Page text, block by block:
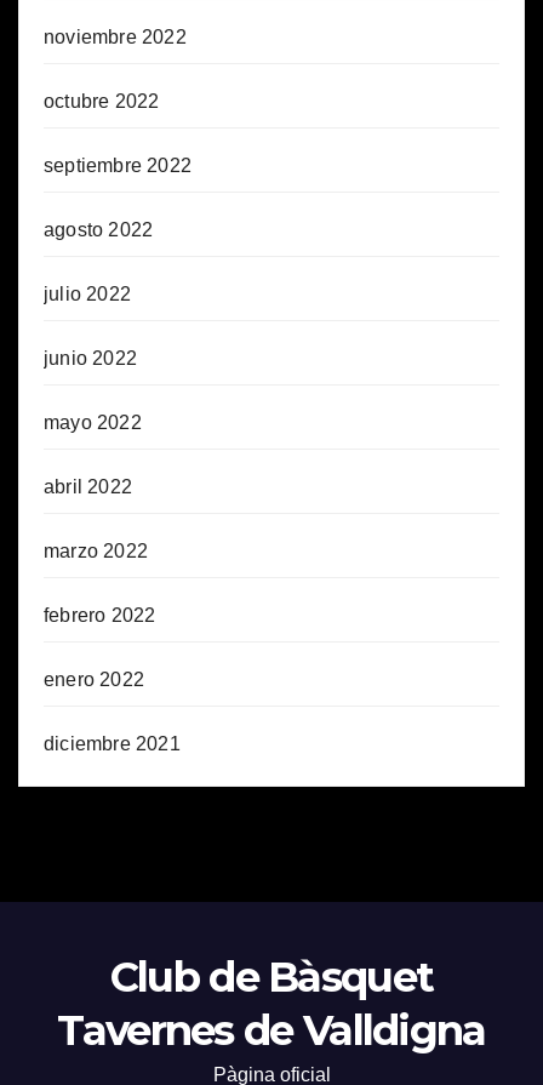
noviembre 2022
octubre 2022
septiembre 2022
agosto 2022
julio 2022
junio 2022
mayo 2022
abril 2022
marzo 2022
febrero 2022
enero 2022
diciembre 2021
Club de Bàsquet
Tavernes de Valldigna
Pàgina oficial